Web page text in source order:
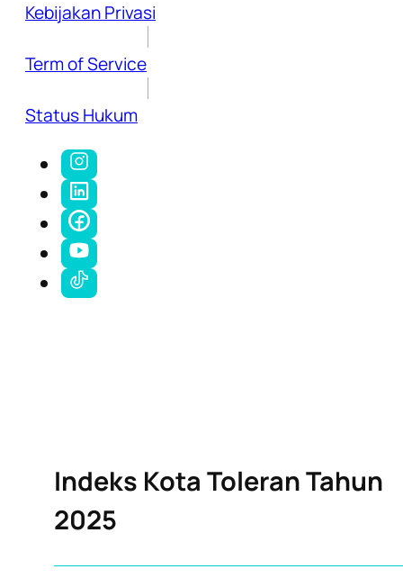
Kebijakan Privasi
Term of Service
Status Hukum
Indeks Kota Toleran Tahun
2025